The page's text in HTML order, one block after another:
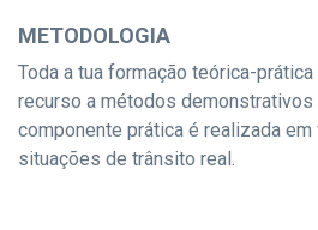
METODOLOGIA
Toda a tua formação teórica-
recurso a métodos demonstrativos
componente prática é realizada em
situações de trânsito real.